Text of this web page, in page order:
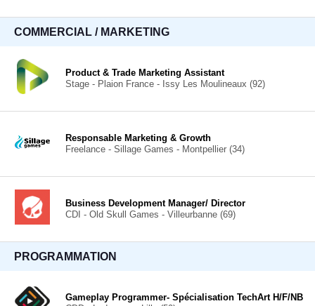
COMMERCIAL / MARKETING
Product & Trade Marketing Assistant
Stage - Plaion France - Issy Les Moulineaux (92)
Responsable Marketing & Growth
Freelance - Sillage Games - Montpellier (34)
Business Development Manager/ Director
CDI - Old Skull Games - Villeurbanne (69)
PROGRAMMATION
Gameplay Programmer- Spécialisation TechArt H/F/NB